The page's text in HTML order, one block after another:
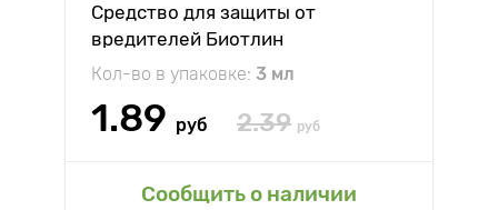
Средство для защиты от
вредителей Биотлин
Кол-во в упаковке: 3 мл
1.89 руб 2.39 руб
Сообщить о наличии